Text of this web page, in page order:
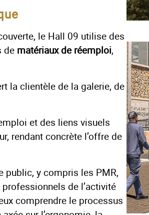
le Hall 09 utilise des
de matériaux de réemploi,
la clientèle de la galerie, de
et des liens visuels
rendant concrète l’offre de
public, y compris les PMR,
de l’activité
comprendre le processus